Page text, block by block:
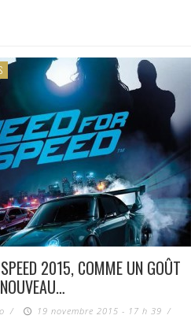
2015, COMME UN GOÛT
/ 19 novembre 2015 - 17 h 39 /